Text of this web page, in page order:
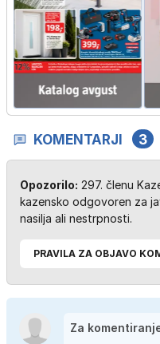
KOMENTARJI 3
Opozorilo: 297. členu
kazensko odgovoren za
nasilja ali nestrpnosti.
PRAVILA ZA OBJAVO